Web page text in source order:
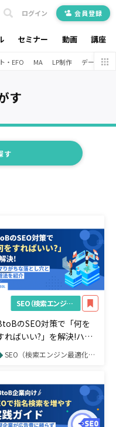
セミナー 動画 講座
ログイン 会員登録
・EFO MA LP制作 データ分析
す
す
SEO（検索エンジン最適化）
のSEO対策で「何を
ればいい?」を解決!ハマ
がちな落とし穴と回避法
SEO（検索エンジン最適化）